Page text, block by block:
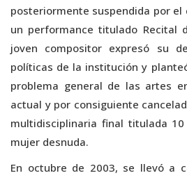
posteriormente suspendida por el
un performance titulado Recital
joven compositor expresó su
políticas de la institución y
problema general de las artes
actual y por consiguiente
multidisciplinaria final titulada
mujer desnuda.
En octubre de 2003, se llevó a